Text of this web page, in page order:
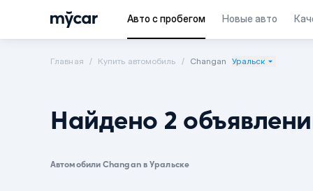
Авто с пробегом Новые авто
Главная Купить автомобиль Changan Уральск
Найдено 2
Автомобили Changan в Уральске